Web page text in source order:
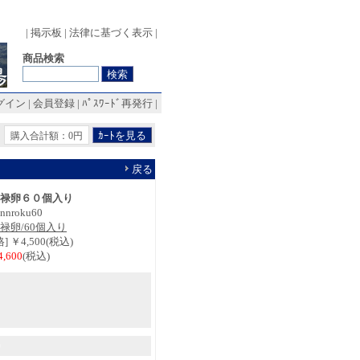
| 掲示板 | 法律に基づく表示 |
商品検索
イン | 会員登録 | ﾊﾟｽﾜｰﾄﾞ再発行 |
購入合計額：0円
戻る
卵６０個入り
卵/60個入り
] ￥4,500(税込)
(税込)